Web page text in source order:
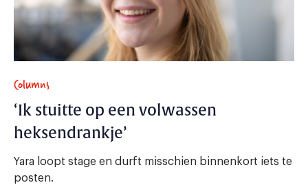
Columns
‘Ik stuitte op een volwassen
heksendrankje’
Yara loopt stage en durft misschien binnenkort iets te
posten.